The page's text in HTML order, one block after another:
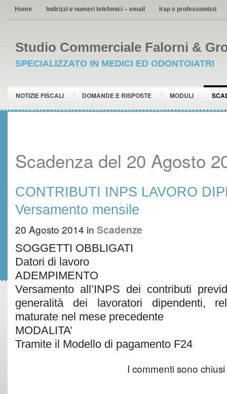
Home Indirizzi e numeri telefonici – email Irap e professionisti
Studio Commerciale Falorni &
SPECIALIZZATO IN MEDICI ED ODONTOIATRI
NOTIZIE FISCALI DOMANDE E RISPOSTE MODULI
Scadenza del 20 Agosto
CONTRIBUTI INPS LAVORO
Versamento mensile
20 Agosto 2014 in Scadenze
SOGGETTI OBBLIGATI
Datori di lavoro
ADEMPIMENTO
Versamento all’INPS dei contributi
generalità dei lavoratori dipendenti,
maturate nel mese precedente
MODALITA’
Tramite il Modello di pagamento F24
I commenti sono chiusi